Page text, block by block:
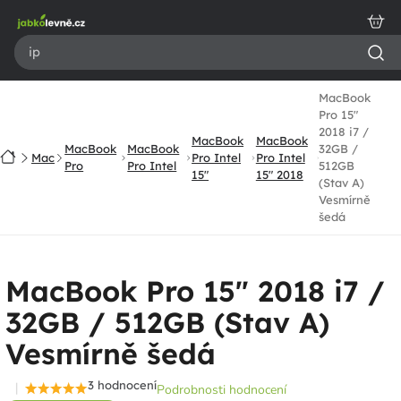
obsah
DomůMac
MacBook
Pro
MacBook
Pro Intel
MacBook
Pro Intel
15"
MacBook
Pro Intel
15" 2018
MacBook
Pro 15"
2018 i7 /
32GB /
512GB
(Stav A)
Vesmírně
šedá
MacBook Pro 15" 2018 i7 /
32GB / 512GB (Stav A)
Vesmírně šedá
3 hodnoceníPodrobnosti hodnocení